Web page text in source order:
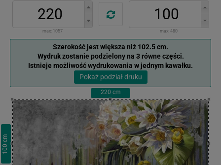
max: 1057 max: 480
Szerokość jest większa niż 102.5 cm.
Wydruk zostanie podzielony na 3 równe części.
Istnieje możliwość wydrukowania w jednym kawałku.
Pokaż podział druku
220 cm
100
cm